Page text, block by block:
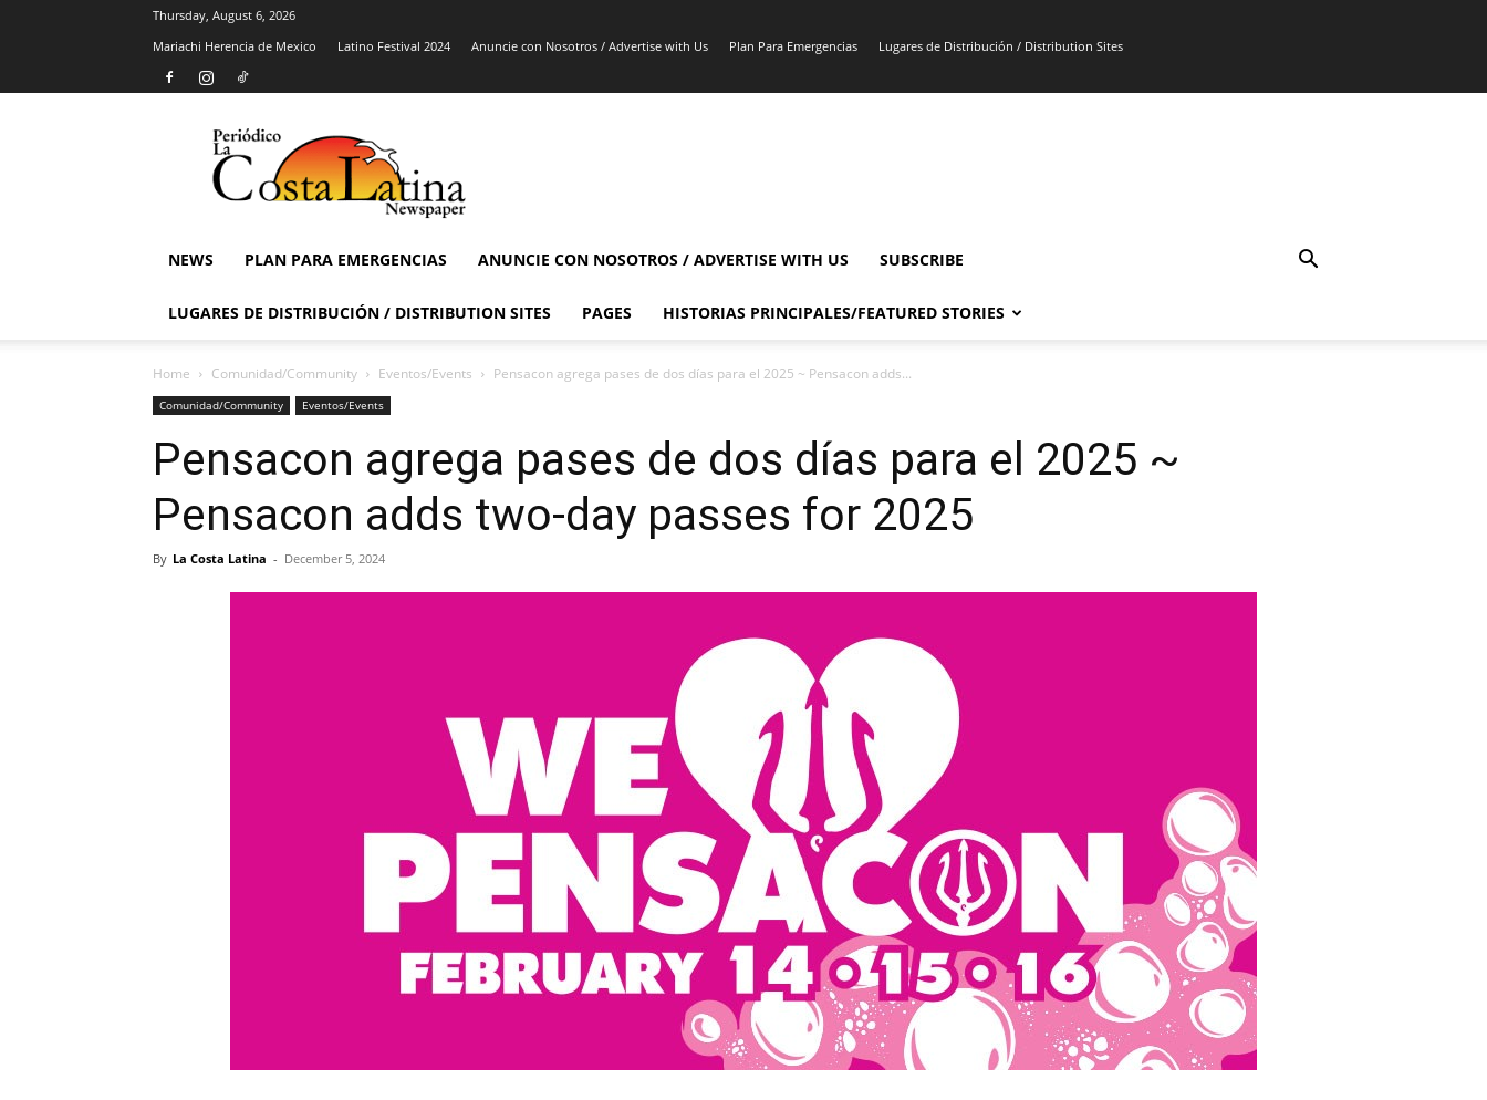
Thursday, August 6, 2026
Mariachi Herencia de Mexico
Latino Festival 2024 Anuncie con Nosotros / Advertise with Us Plan Para Emergencias Lugares de Distribución / Distribution Sites
La
Costa
Latina
Newspaper
NEWS PLAN PARA EMERGENCIAS ANUNCIE CON NOSOTROS / ADVERTISE WITH US SUBSCRIBE
LUGARES DE DISTRIBUCIÓN / DISTRIBUTION SITES PAGES HISTORIAS PRINCIPALES/FEATURED STORIES
Home Comunidad/Community Eventos/Events Pensacon agrega pases de dos días para el 2025 ~ Pensacon adds...
Comunidad/Community Eventos/Events
Pensacon agrega pases de dos días para el 2025 ~
Pensacon adds two-day passes for 2025
By La Costa Latina - December 5, 2024